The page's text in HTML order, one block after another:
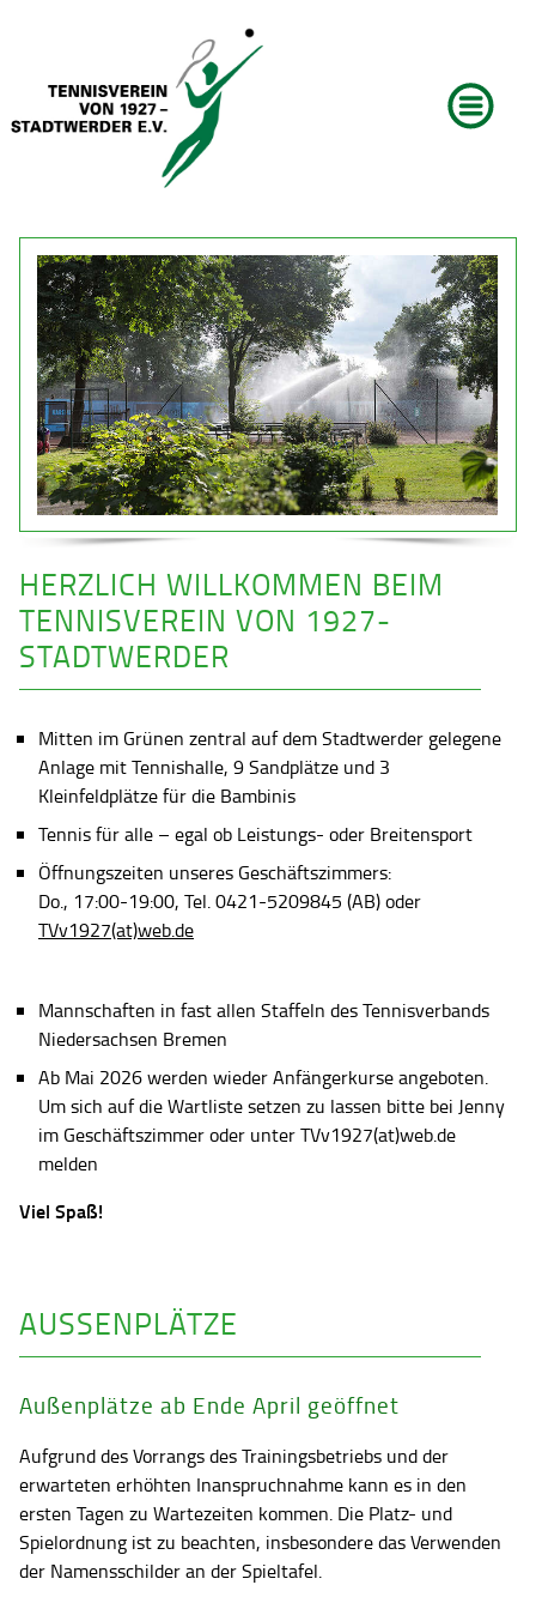
HERZLICH WILLKOMMEN BEIM
TENNISVEREIN VON 1927-
STADTWERDER
Mitten im Grünen zentral auf dem Stadtwerder gelegene
Anlage mit Tennishalle, 9 Sandplätze und 3
Kleinfeldplätze für die Bambinis
Tennis für alle – egal ob Leistungs- oder Breitensport
Öffnungszeiten unseres Geschäftszimmers:
Do., 17:00-19:00, Tel. 0421-5209845 (AB) oder
TVv1927(at)web.de
Mannschaften in fast allen Staffeln des Tennisverbands
Niedersachsen Bremen
Ab Mai 2026 werden wieder Anfängerkurse angeboten.
Um sich auf die Wartliste setzen zu lassen bitte bei Jenny
im Geschäftszimmer oder unter TVv1927(at)web.de
melden
Viel Spaß!
AUSSENPLÄTZE
Außenplätze ab Ende April geöffnet
Aufgrund des Vorrangs des Trainingsbetriebs und der
erwarteten erhöhten Inanspruchnahme kann es in den
ersten Tagen zu Wartezeiten kommen. Die Platz- und
Spielordnung ist zu beachten, insbesondere das Verwenden
der Namensschilder an der Spieltafel.